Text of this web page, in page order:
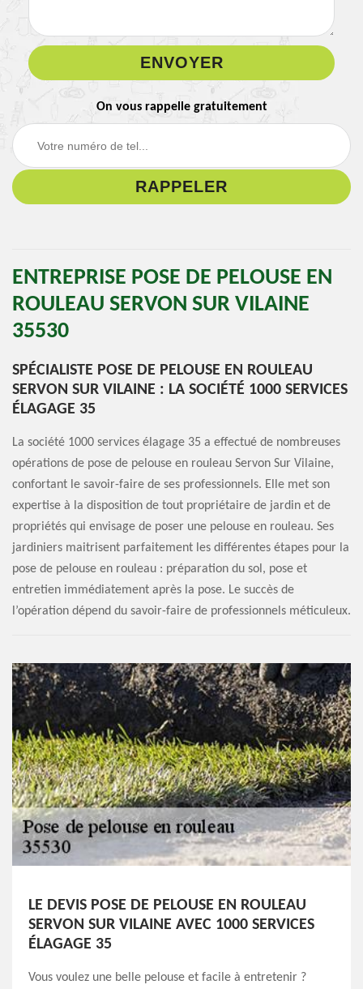
On vous rappelle gratuitement
ENTREPRISE POSE DE PELOUSE EN
ROULEAU SERVON SUR VILAINE
35530
SPÉCIALISTE POSE DE PELOUSE EN ROULEAU
SERVON SUR VILAINE : LA SOCIÉTÉ 1000 SERVICES
ÉLAGAGE 35
La société 1000 services élagage 35 a effectué de nombreuses
opérations de pose de pelouse en rouleau Servon Sur Vilaine,
confortant le savoir-faire de ses professionnels. Elle met son
expertise à la disposition de tout propriétaire de jardin et de
propriétés qui envisage de poser une pelouse en rouleau. Ses
jardiniers maitrisent parfaitement les différentes étapes pour la
pose de pelouse en rouleau : préparation du sol, pose et
entretien immédiatement après la pose. Le succès de
l’opération dépend du savoir-faire de professionnels méticuleux.
LE DEVIS POSE DE PELOUSE EN ROULEAU
SERVON SUR VILAINE AVEC 1000 SERVICES
ÉLAGAGE 35
Vous voulez une belle pelouse et facile à entretenir ?